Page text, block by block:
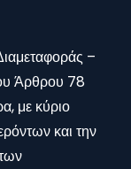
–
Άρθρου 78
με κύριο
και την